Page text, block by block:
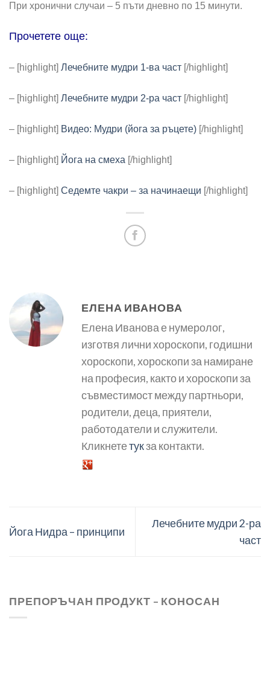
При хронични случаи – 5 пъти дневно по 15 минути.
Прочетете още:
– [highlight] Лечебните мудри 1-ва част [/highlight]
– [highlight] Лечебните мудри 2-ра част [/highlight]
– [highlight] Видео: Мудри (йога за ръцете) [/highlight]
– [highlight] Йога на смеха [/highlight]
– [highlight] Седемте чакри – за начинаещи [/highlight]
ЕЛЕНА ИВАНОВА
Елена Иванова е нумеролог,
изготвя лични хороскопи, годишни
хороскопи, хороскопи за намиране
на професия, както и хороскопи за
съвместимост между партньори,
родители, деца, приятели,
работодатели и служители.
Кликнететукза контакти.
Йога Нидра – принципи
Лечебните мудри 2-ра
част
ПРЕПОРЪЧАН ПРОДУКТ – КОНОСАН